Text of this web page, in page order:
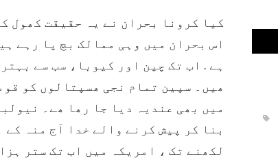
کیا کرونا بحران نے یہ حقیقت کھول
اس بحران میں وہی ممالک بچ پا رہے
ہے . اب تک چین اور کیوبا، سب سے
ھیں۔ سپین تمام نجی ھسپتالوں کو
میں بھی عندیہ دیا جا رھا ھے۔
بنا کر پیش کرنے والے خدا آج منہ کے
لکھنے تک ، امریکہ میں اب تک ستر